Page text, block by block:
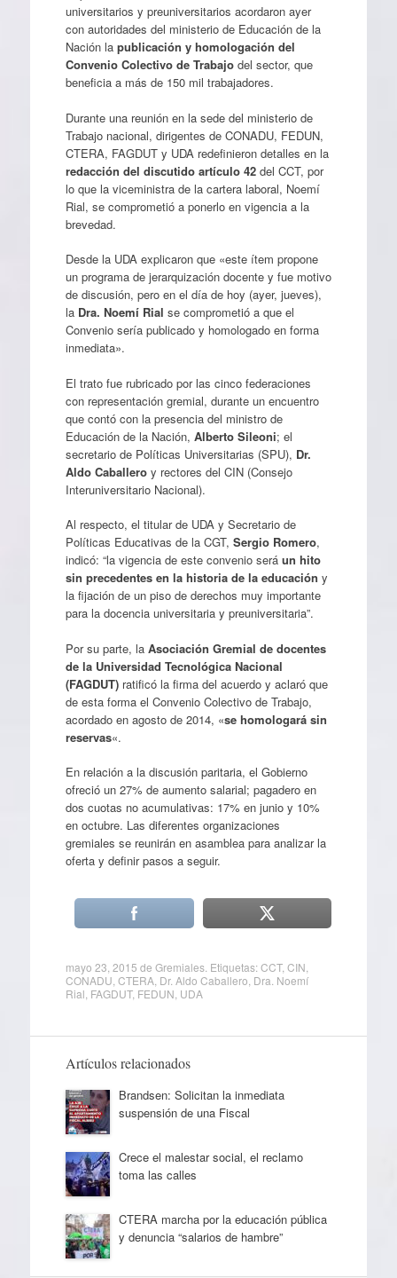
universitarios y preuniversitarios acordaron ayer
con autoridades del ministerio de Educación de la
Nación la publicación y homologación del
Convenio Colectivo de Trabajodel sector, que
beneficia a más de 150 mil trabajadores.
Durante una reunión en la sede del ministerio de
Trabajo nacional, dirigentes de CONADU, FEDUN,
CTERA, FAGDUT y UDA redefinieron detalles en la
redacción del discutido artículo 42del CCT, por
lo que la viceministra de la cartera laboral, Noemí
Rial, se comprometió a ponerlo en vigencia a la
brevedad.
Desde la UDA explicaron que «este ítem propone
un programa de jerarquización docente y fue motivo
de discusión, pero en el día de hoy (ayer, jueves),
la Dra. Noemí Rial se comprometió a que el
Convenio sería publicado y homologado en forma
inmediata».
El trato fue rubricado por las cinco federaciones
con representación gremial, durante un encuentro
que contó con la presencia del ministro de
Educación de la Nación, Alberto Sileoni; el
secretario de Políticas Universitarias (SPU), Dr.
Aldo Caballeroy rectores del CIN (Consejo
Interuniversitario Nacional).
Al respecto, el titular de UDA y Secretario de
Políticas Educativas de la CGT, Sergio Romero,
indicó: “la vigencia de este convenio será un hito
sin precedentes en la historia de la educación y
la fijación de un piso de derechos muy importante
para la docencia universitaria y preuniversitaria”.
Por su parte, la Asociación Gremial de docentes
de la Universidad Tecnológica Nacional
(FAGDUT)ratificó la firma del acuerdo y aclaró que
de esta forma el Convenio Colectivo de Trabajo,
acordado en agosto de 2014, «se homologará sin
reservas«.
En relación a la discusión paritaria, el Gobierno
ofreció un 27% de aumento salarial; pagadero en
dos cuotas no acumulativas: 17% en junio y 10%
en octubre. Las diferentes organizaciones
gremiales se reunirán en asamblea para analizar la
oferta y definir pasos a seguir.
mayo 23, 2015 de Gremiales. Etiquetas:CCT, CIN
CONADU CTERA, Dr. Aldo Caballero Dra. Noemí
Rial FAGDUT, FEDUN UDA
Artículos relacionados
Brandsen: Solicitan la inmediata
suspensión de una Fiscal
Crece el malestar social, el reclamo
toma las calles
CTERA marcha por la educación pública
y denuncia “salarios de hambre”